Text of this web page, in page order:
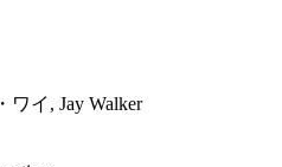
ワイ, Jay Walker